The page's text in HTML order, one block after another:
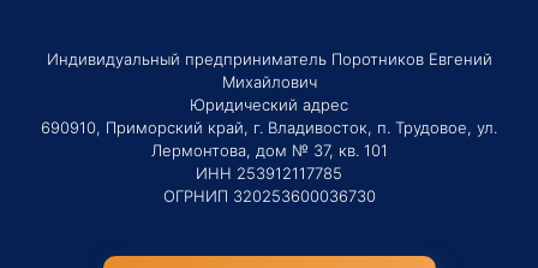
Индивидуальный предприниматель Поротников Евгений
Михайлович
Юридический адрес
690910, Приморский край, г. Владивосток, п. Трудовое, ул.
Лермонтова, дом № 37, кв. 101
ИНН 253912117785
ОГРНИП 320253600036730